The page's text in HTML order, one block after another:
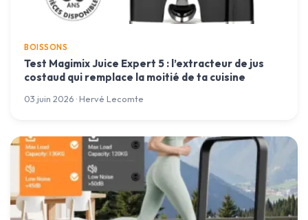
BOISSONS
Test Magimix Juice Expert 5 : l’extracteur de jus
costaud qui remplace la moitié de ta cuisine
03 juin 2026 · Hervé Lecomte